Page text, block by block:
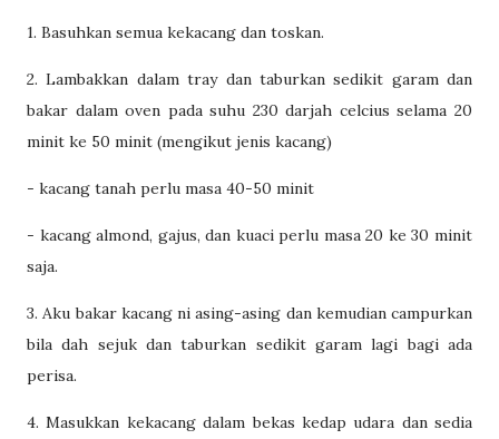
1. Basuhkan semua kekacang dan toskan.
2. Lambakkan dalam tray dan taburkan sedikit garam dan
bakar dalam oven pada suhu 230 darjah celcius selama 20
minit ke 50 minit (mengikut jenis kacang)
- kacang tanah perlu masa 40-50 minit
- kacang almond, gajus, dan kuaci perlu masa 20 ke 30 minit
saja.
3. Aku bakar kacang ni asing-asing dan kemudian campurkan
bila dah sejuk dan taburkan sedikit garam lagi bagi ada
perisa.
4. Masukkan kekacang dalam bekas kedap udara dan sedia